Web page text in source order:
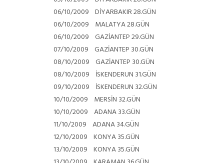
06/10/2009 DİYARBAKIR28.GÜN
06/10/2009 MALATYA28.GÜN
06/10/2009 GAZİANTEP29.GÜN
07/10/2009 GAZİANTEP 30.GÜN
08/10/2009 GAZİANTEP 30.GÜN
08/10/2009 İSKENDERUN 31.GÜN
09/10/2009 İSKENDERUN 32.GÜN
10/10/2009 MERSİN 32.GÜN
10/10/2009 ADANA33.GÜN
11/10/2009 ADANA34.GÜN
12/10/2009 KONYA35.GÜN
13/10/2009 KONYA35.GÜN